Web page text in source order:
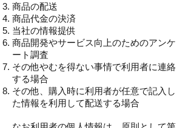
商品の配送
商品代金の決済
当社の情報提供
商品開発やサービス向上のためのアンケ
ート調査
その他やむを得ない事情で利用者に連絡
する場合
その他、購入時に利用者が任意で記入し
た情報を利用して配送する場合